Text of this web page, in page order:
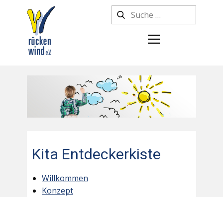
Kita Entdeckerkiste
Willkommen
Konzept